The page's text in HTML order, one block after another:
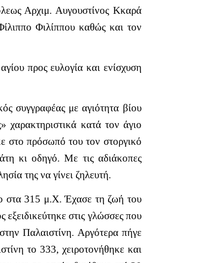
Αρχιμ. Αυγουστίνος Κκαρά
Φιλίππου καθώς και τον
προς ευλογία και ενίσχυση
συγγραφέας με αγιότητα βίου
χαρακτηριστικά κατά τον άγιο
στο πρόσωπό του τον στοργικό
κι οδηγό.Με τις αδιάκοπες
της να γίνει ζηλευτή.
στα 315 μ.Χ. Έχασε τη ζωή του
στις γλώσσες που
Παλαιστίνη. Αργότερα πήγε
το 333, χειροτονήθηκε και